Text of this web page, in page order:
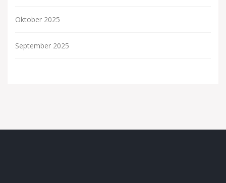
Oktober 2025
September 2025